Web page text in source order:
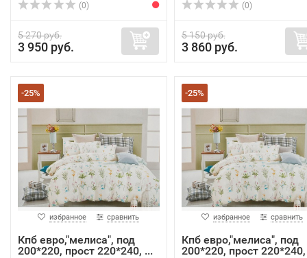
(0)
5 270 руб.
3 950 руб.
(0)
5 150 руб.
3 860 руб.
-25%
избранное сравнить
Кпб евро,"мелиса", под
200*220, прост 220*240, ...
-25%
избранное сравнить
Кпб евро,"мелиса", под
200*220, прост 220*240,